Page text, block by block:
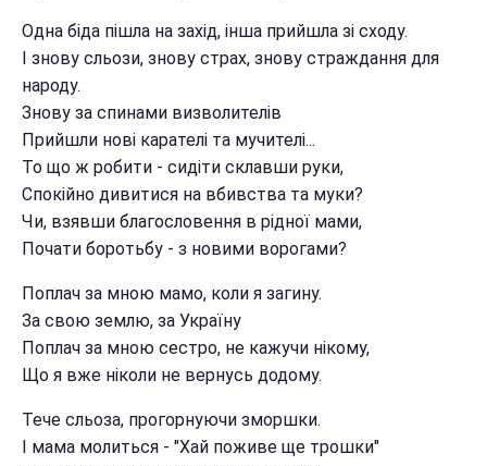
Одна біда пішла на захід, інша прийшла зі сходу.
І знову сльози, знову страх, знову страждання для
народу.
Знову за спинами визволителів
Прийшли нові карателі та мучителі...
То що ж робити - сидіти склавши руки,
Спокійно дивитися на вбивства та муки?
Чи, взявши благословення в рідної мами,
Почати боротьбу - з новими ворогами?
Поплач за мною мамо, коли я загину.
За свою землю, за Україну
Поплач за мною сестро, не кажучи нікому,
Що я вже ніколи не вернусь додому.
Тече сльоза, прогорнуючи зморшки.
І мама молиться - "Хай поживе ще трошки"